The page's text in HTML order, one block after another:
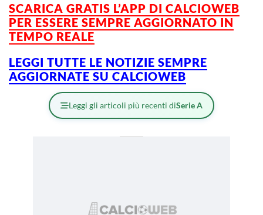
SCARICA GRATIS L’APP DI CALCIOWEB
PER ESSERE SEMPRE AGGIORNATO IN
TEMPO REALE
LEGGI TUTTE LE NOTIZIE SEMPRE
AGGIORNATE SU CALCIOWEB
Leggi gli articoli più recenti diSerie A